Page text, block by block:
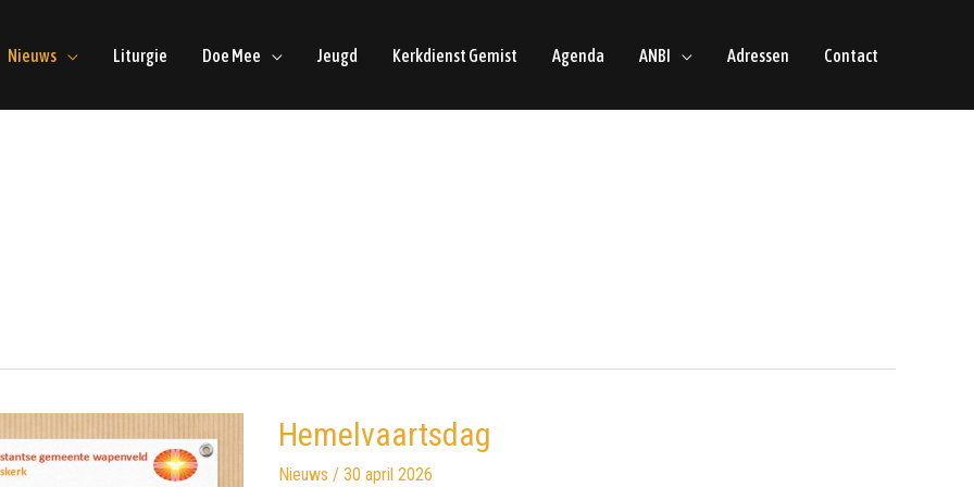
Nieuws Liturgie Doe Mee Jeugd Kerkdienst Gemist Agenda ANBI Adressen Contact
Hemelvaartsdag
Nieuws / 30 april 2026